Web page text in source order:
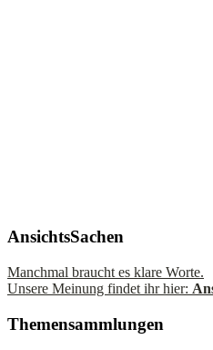
AnsichtsSachen
Manchmal braucht es klare Worte.
Unsere Meinung findet ihr hier:
Themensammlungen